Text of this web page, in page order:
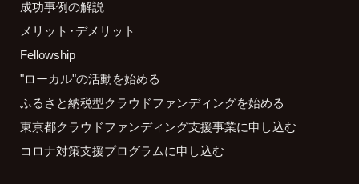
成功事例の解説
メリット・デメリット
Fellowship
"ローカル"の活動を始める
ふるさと納税型クラウドファンディングを始める
東京都クラウドファンディング支援事業に申し込む
コロナ対策支援プログラムに申し込む